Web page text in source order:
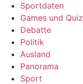
Sportdaten
Games und Quiz
Debatte
Politik
Ausland
Panorama
Sport